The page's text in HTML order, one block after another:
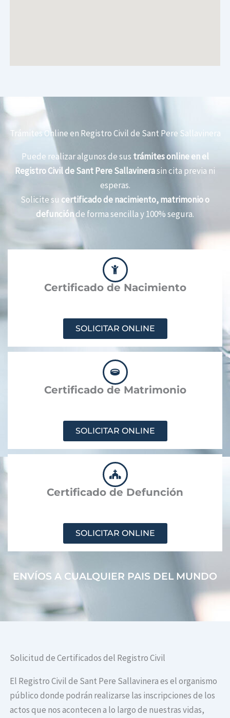
Trámites Online en Registro Civil de Sant Pere Sallavinera
Puede realizar algunos de sus trámites online en el
Registro Civil de Sant Pere Sallavinerasin cita previa ni
esperas.
Solicite su certificado de nacimiento, matrimonio o
defunciónde forma sencilla y 100% segura.
Certificado de Nacimiento
SOLICITAR ONLINE
Certificado de Matrimonio
SOLICITAR ONLINE
Certificado de Defunción
SOLICITAR ONLINE
ENVÍOS A CUALQUIER PAIS DEL MUNDO
Solicitud de Certificados del Registro Civil
El Registro Civil de Sant Pere Sallavinera es el organismo
público donde podrán realizarse las inscripciones de los
actos que nos acontecen a lo largo de nuestras vidas,